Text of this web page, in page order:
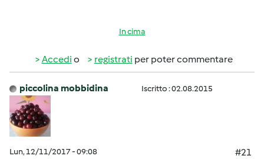
In cima
Accedi o registrati per poter commentare
piccolina mobbidina Iscritto : 02.08.2015
Lun, 12/11/2017 - 09:08
#21